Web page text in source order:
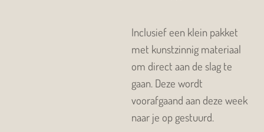
Inclusief een klein pakket
met kunstzinnig materiaal
om direct aan de slag te
gaan. Deze wordt
voorafgaand aan deze week
naar je op gestuurd.